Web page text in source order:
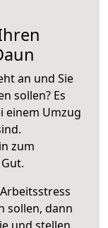
an und Sie
sollen? Es
einem Umzug
zum
sollen, dann